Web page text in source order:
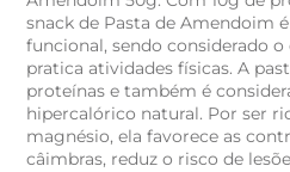
snack de Pasta de Amendoim
funcional, sendo considerado
pratica atividades físicas. A
proteínas e também é
hipercalórico natural. Por ser
magnésio, ela favorece as
câimbras, reduz o risco de